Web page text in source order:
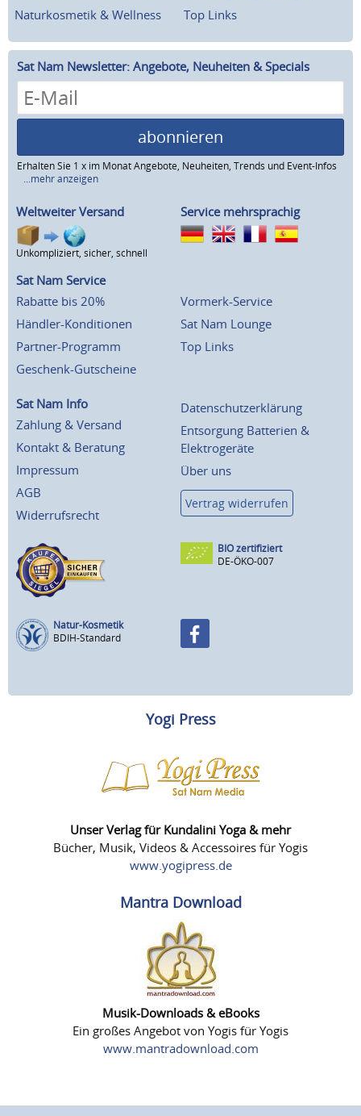
Naturkosmetik & Wellness
Top Links
Sat Nam Newsletter: Angebote, Neuheiten & Specials
abonnieren
Erhalten Sie 1 x im Monat Angebote, Neuheiten, Trends und Event-Infos
...mehr anzeigen
Weltweiter Versand
Unkompliziert, sicher, schnell
Service mehrsprachig
Sat Nam Service
Rabatte bis 20%
Händler-Konditionen
Partner-Programm
Geschenk-Gutscheine
Vormerk-Service
Sat Nam Lounge
Top Links
Sat Nam Info
Zahlung & Versand
Kontakt & Beratung
Impressum
AGB
Widerrufsrecht
Datenschutzerklärung
Entsorgung Batterien &
Elektrogeräte
Über uns
Vertrag widerrufen
BIO zertifiziert
DE-ÖKO-007
Natur-Kosmetik
BDIH-Standard
Yogi Press
Unser Verlag für Kundalini Yoga & mehr
Bücher, Musik, Videos & Accessoires für Yogis
www.yogipress.de
Mantra Download
Musik-Downloads & eBooks
Ein großes Angebot von Yogis für Yogis
www.mantradownload.com